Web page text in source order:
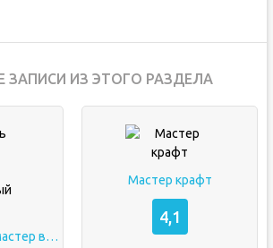
ЗАПИСИ ИЗ ЭТОГО РАЗДЕЛА
Скачать рейсинг мастер встроенный кэш
Мастер крафт
4,1